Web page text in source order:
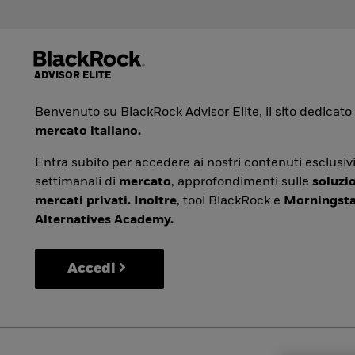
Benvenuto su BlackRock Advisor Elite, il sito dedicato
mercato italiano.
Entra subito per accedere ai nostri contenuti
settimanali di mercato, approfondimenti sulle
mercati privati. Inoltre, tool BlackRock e
Alternatives Academy.
Accedi